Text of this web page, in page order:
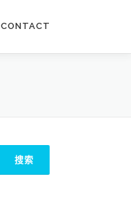
CONTACT